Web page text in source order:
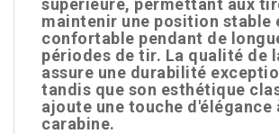
supérieure, permettant aux
maintenir une position stable
confortable pendant de
périodes de tir. La qualité de
assure une durabilité
tandis que son esthétique
ajoute une touche d'élégance
carabine.